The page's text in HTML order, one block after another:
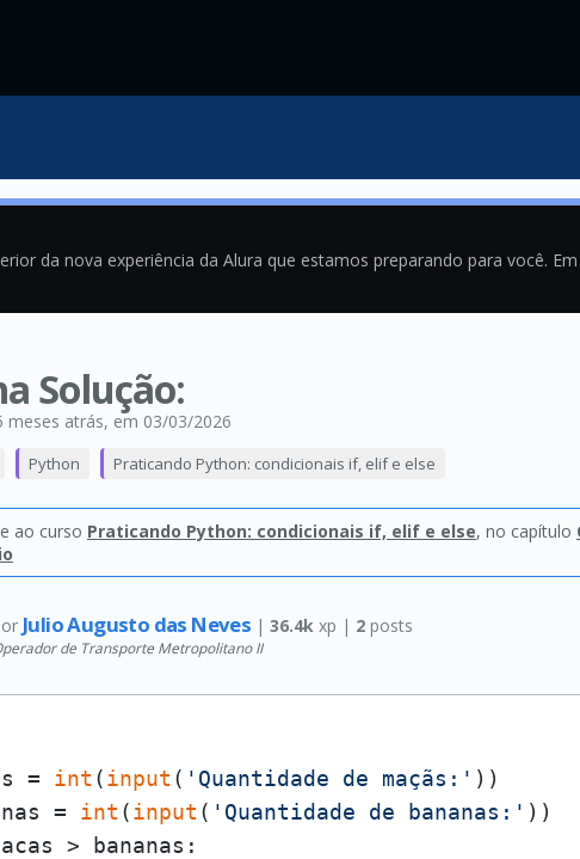
da nova experiência da Alura que estamos preparando para você.
Solução:
meses atrás, em 03/03/2026
Python Praticando Python: condicionais if, elif e else
ao curso Praticando Python: condicionais if, elif e else, no capítulo
Julio Augusto das Neves | 36.4k xp | 2posts
de Transporte Metropolitano II
= int (input ( 'Quantidade de maçãs:' ))
= int (input ( 'Quantidade de bananas:'
> bananas: